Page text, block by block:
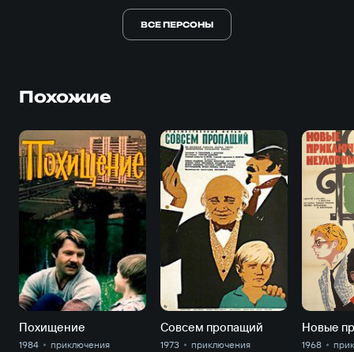
ВСЕ ПЕРСОНЫ
Похожие
Похищение
1984 приключе­ния
Совсем пропащий
1973 приключе­ния 1968